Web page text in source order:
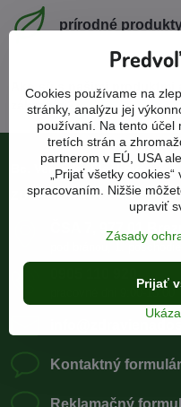
prírodné
Ako sú s našimi
zákazníci?
Bc. Veronika Flašková
ZDRAVIE NA DOSAH
ČSA 7, 977 01
pod bránou, 1. poschodie
pracovné dni 9:00-15:00
Kontaktný formulár
Reklamačný
Cookies používame na
stránky, analýzu jej
používaní. Na tento účel
tretích strán a
partnerom v EÚ, USA
„Prijať všetky
spracovaním. Nižšie
upraviť
Zásady
Prijať